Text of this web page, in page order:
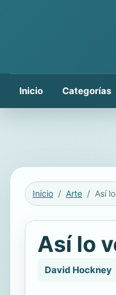
Inicio Categorías
Inicio Arte Así
Así lo
David Hockney